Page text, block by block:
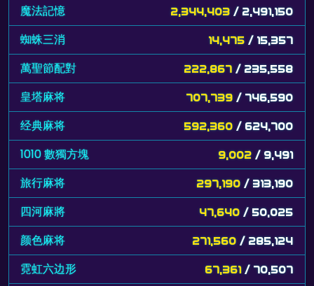
魔法記憶 2,344,403 / 2,491,150
蜘蛛三消 14,475 / 15,357
萬聖節配對 222,867 / 235,558
皇塔麻将 707,739 / 746,590
经典麻将 592,360 / 624,700
1010 數獨方塊 9,002 / 9,491
旅行麻将 297,190 / 313,190
四河麻將 47,640 / 50,025
颜色麻将 271,560 / 285,124
霓虹六边形 67,361 / 70,507